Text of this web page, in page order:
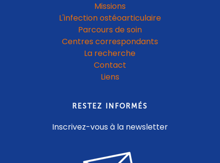
Missions
L'infection ostéoarticulaire
Parcours de soin
Centres correspondants
La recherche
Contact
Liens
RESTEZ INFORMÉS
Inscrivez-vous à la newsletter